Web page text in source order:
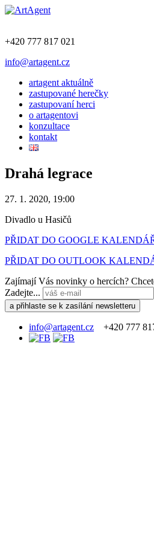
+420 777 817 021
info@artagent.cz
artagent aktuálně
zastupované herečky
zastupovaní herci
o artagentovi
konzultace
kontakt
Drahá legrace
27. 1. 2020, 19:00
Divadlo u Hasičů
PŘIDAT DO GOOGLE
PŘIDAT DO OUTLOOK
Zajímají Vás novinky o hercích?
Zadejte...
info@artagent.cz +420 777